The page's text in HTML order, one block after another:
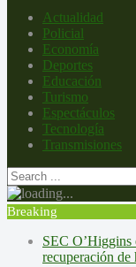
Actualidad
Policial
Economía
Deportes
Educación
Turismo
Espectáculos
Tecnología
Transmisiones
Breaking
SEC O’Higgins
recuperación de